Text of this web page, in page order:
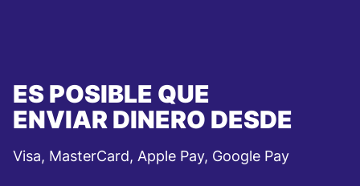
ES POSIBLE QUE
ENVIAR DINERO DESDE
Visa, MasterCard, Apple Pay, Google Pay